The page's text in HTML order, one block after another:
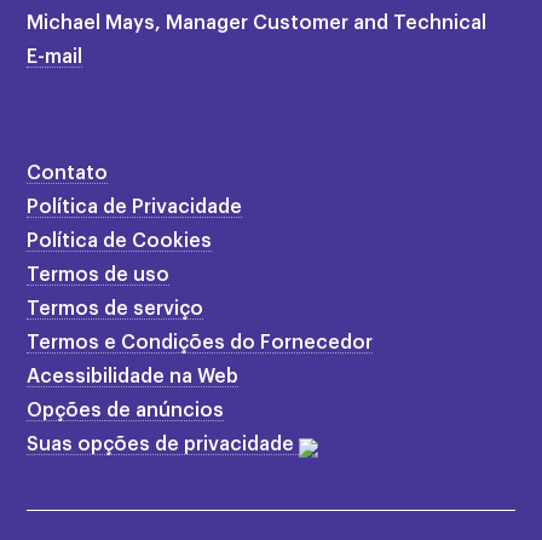
Michael Mays, Manager Customer and Technical
E-mail
Contato
Política de Privacidade
Política de Cookies
Termos de uso
Termos de serviço
Termos e Condições do Fornecedor
Acessibilidade na Web
Opções de anúncios
Suas opções de privacidade